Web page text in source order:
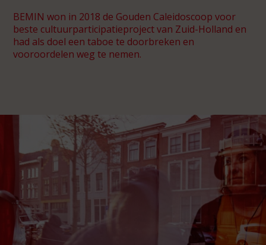
BEMIN won in 2018 de Gouden Caleidoscoop voor
beste cultuurparticipatieproject van Zuid-Holland en
had als doel een taboe te doorbreken en
vooroordelen weg te nemen.